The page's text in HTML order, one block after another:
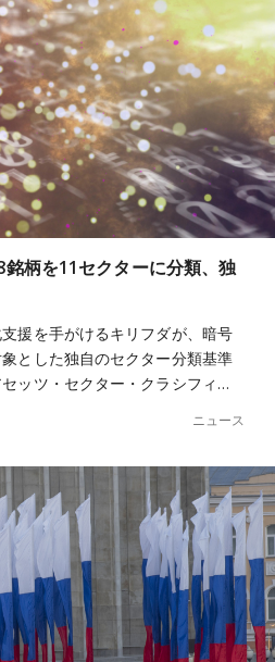
柄を11セクターに分類、独
援を手がけるキリフダが、暗号
とした独自のセクター分類基準
セッツ・セクター・クラシフィ…
ニュース